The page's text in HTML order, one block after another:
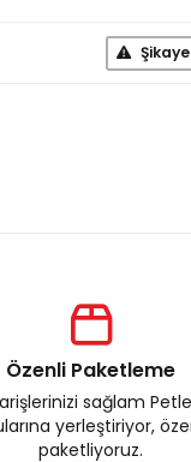
Özenli Paketleme
sağlam
yerleştiriyor,
paketliyoruz.